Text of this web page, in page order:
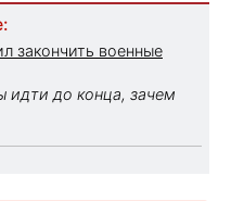
закончить военные
идти до конца, зачем